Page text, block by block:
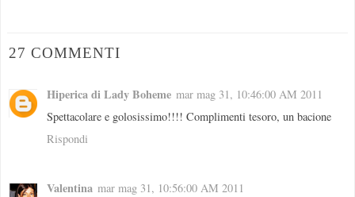
27 COMMENTI
Hiperica di Lady Boheme mar mag 31, 10:46:00 AM 2011
Spettacolare e golosissimo!!!! Complimenti tesoro, un bacione
Rispondi
Valentina mar mag 31, 10:56:00 AM 2011